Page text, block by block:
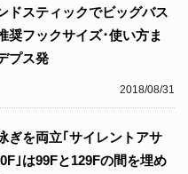
2018/08/31
ドスティックでビッグバス
奨フックサイズ･使い方ま
プス発
ぎを両立｢サイレントアサ
｣は99Fと129Fの間を埋め